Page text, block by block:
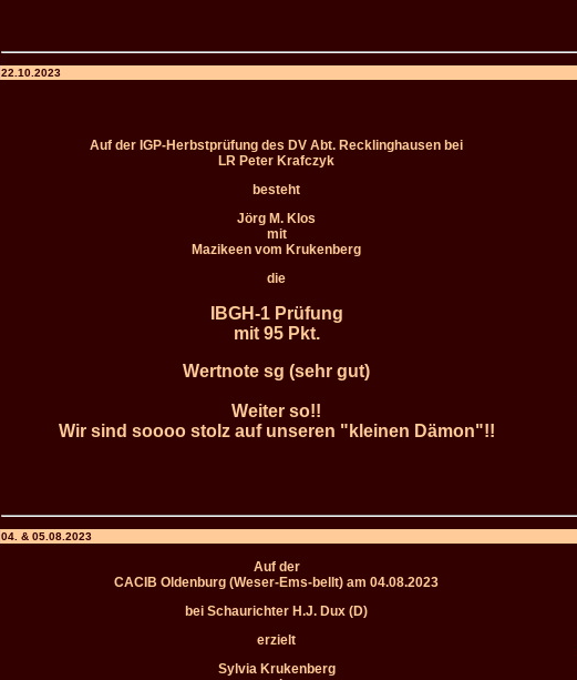
22.10.2023
Auf der IGP-Herbstprüfung des DV Abt. Recklinghausen bei
LR Peter Krafczyk
besteht
Jörg M. Klos
mit
Mazikeen vom Krukenberg
die
IBGH-1 Prüfung
mit 95 Pkt.
Wertnote sg (sehr gut)
Weiter so!!
Wir sind soooo stolz auf unseren "kleinen Dämon"!!
04. & 05.08.2023
Auf der
CACIB Oldenburg (Weser-Ems-bellt) am 04.08.2023
bei Schaurichter H.J. Dux (D)
erzielt
Sylvia Krukenberg